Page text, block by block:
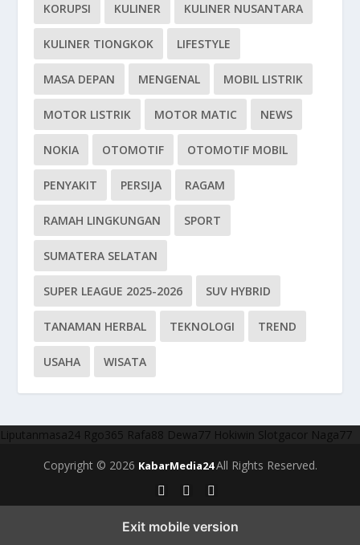
KORUPSI KULINER KULINER NUSANTARA
KULINER TIONGKOK LIFESTYLE
MASA DEPAN MENGENAL MOBIL LISTRIK
MOTOR LISTRIK MOTOR MATIC NEWS
NOKIA OTOMOTIF OTOMOTIF MOBIL
PENYAKIT PERSIJA RAGAM
RAMAH LINGKUNGAN SPORT
SUMATERA SELATAN
SUPER LEAGUE 2025-2026 SUV HYBRID
TANAMAN HERBAL TEKNOLOGI TREND
USAHA WISATA
Liputanmasa24 Rgo365 Rafa88 Dewa77 Hokiwin Slotgacor Naga77
Copyright © 2026 KabarMedia24All Rights Reserved.
Exit mobile version